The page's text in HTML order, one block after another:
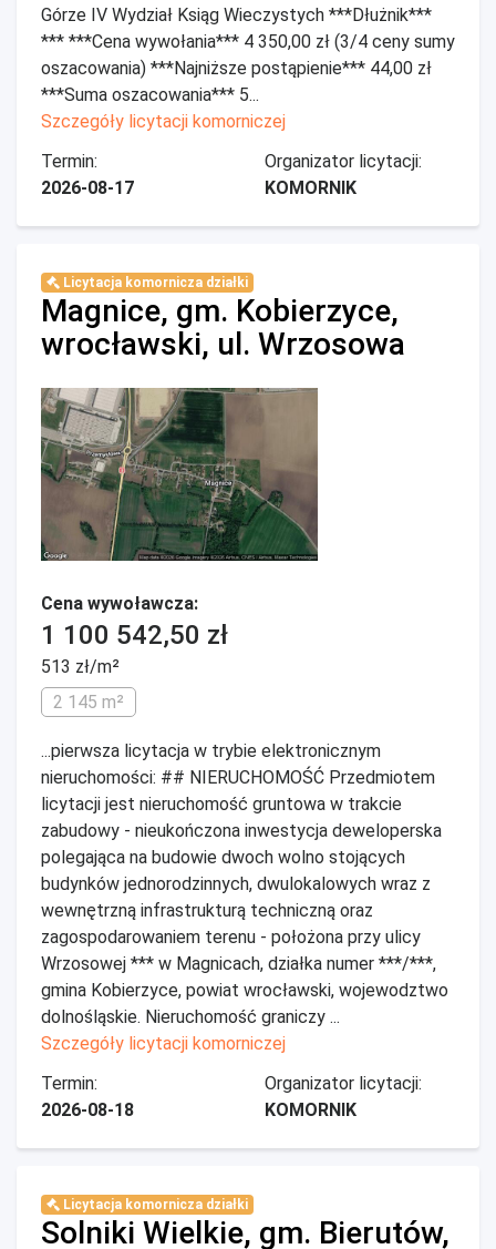
Górze IV Wydział Ksiąg Wieczystych ***Dłużnik***
*** ***Cena wywołania*** 4 350,00 zł (3/4 ceny sumy
oszacowania) ***Najniższe postąpienie*** 44,00 zł
***Suma oszacowania*** 5...
Szczegóły licytacji komorniczej
Termin:
2026-08-17
Organizator licytacji:
KOMORNIK
Licytacja komornicza działki
Magnice, gm. Kobierzyce,
wrocławski, ul. Wrzosowa
Cena wywoławcza:
1 100 542,50 zł
513 zł/m²
2 145 m²
...pierwsza licytacja w trybie elektronicznym
nieruchomości: ## NIERUCHOMOŚĆ Przedmiotem
licytacji jest nieruchomość gruntowa w trakcie
zabudowy - nieukończona inwestycja deweloperska
polegająca na budowie dwoch wolno stojących
budynków jednorodzinnych, dwulokalowych wraz z
wewnętrzną infrastrukturą techniczną oraz
zagospodarowaniem terenu - położona przy ulicy
Wrzosowej *** w Magnicach, działka numer ***/***,
gmina Kobierzyce, powiat wrocławski, wojewodztwo
dolnośląskie. Nieruchomość graniczy ...
Szczegóły licytacji komorniczej
Termin:
2026-08-18
Organizator licytacji:
KOMORNIK
Licytacja komornicza działki
Solniki Wielkie, gm. Bierutów,